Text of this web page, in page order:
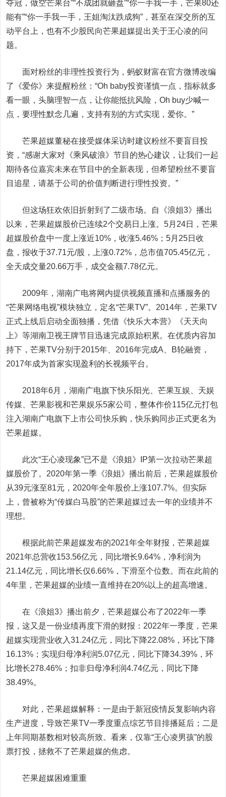
夺冠，做空芒果台”“不成团就砸盘”“你一手我一手，芒果80还
能有”“你一手我一手，王姐淘汰跌成狗”，甚至在深交所的互
动平台上，也有不少股民向芒果超媒提出关于王心凌的问
题。
面对粉丝的非理性投资行为，蚂蚁财富在官方微博改编
了《爱你》来提醒粉丝：“Oh baby投资谨慎一点，指标就多
看一眼，头脑理智一点，让你能抵抗风险，Oh buy少喊一
点，要理性默念几遍，支持有别的方式实现，爱你。”
芒果超媒董秘在接受媒体采访时建议粉丝不要盲目投
资，“感谢大家对《乘风破浪》节目的热心建议，让我们一起
期待各位嘉宾未来在节目中的全新表现，但希望粉丝不要盲
目追星，请基于公司的价值判断进行理性投资。”
但这场狂欢依旧折射到了二级市场。自《浪姐3》播出
以来，芒果超媒股价已连续2个交易日上涨。5月24日，芒果
超媒股价盘中一度上涨近10%，收涨5.46%；5月25日收
盘，报收于37.71元/股，上涨0.72%，总市值705.45亿元，
全天成交量20.66万手，成交金额7.78亿元。
2009年，湖南广电将网内提供视频直播和点播服务的
“芒果网络电视”模块独立，定名“芒果TV”。2014年，芒果TV
正式上线后启动全面独播，凭借《快乐大本营》《天天向
上》等湖南卫视王牌节目迅速完成原始积累。在优质内容加
持下，芒果TV分别于2015年、2016年完成A、B轮融资，
2017年成为首家实现盈利的长视频平台。
2018年6月，湖南广电旗下快乐阳光、芒果互娱、天娱
传媒、芒果影视和芒果娱乐5家公司，整体作价115亿元打包
注入湖南广电旗下上市公司快乐购，快乐购同步正式更名为
芒果超媒。
此次“王心凌现象”已不是《浪姐》IP第一次拉动芒果超
媒股价了。2020年第一季《浪姐》播出前后，芒果超媒股价
从39元涨至81元，2020年全年股价上涨107.7%。但实际
上，曾被称为“传媒白马股”的芒果超媒过去一年的业绩并不
理想。
根据此前芒果超媒发布的2021年全年财报，芒果超媒
2021年总营收153.56亿元，同比增长9.64%，净利润为
21.14亿元，同比增长仅6.66%，下滑至个位数。而在此前的
4年里，芒果超媒的业绩一直维持在20%以上的超高增速。
在《浪姐3》播出前夕，芒果超媒公布了2022年一季
报，这又是一份业绩再度下滑的财报：2022年一季度，芒果
超媒实现营业收入31.24亿元，同比下降22.08%，环比下降
16.13%；实现归母净利润5.07亿元，同比下降34.39%，环
比增长278.46%；扣非归母净利润4.74亿元，同比下降
38.49%。
对此，芒果超媒解释：一是由于新冠疫情反复影响内容
生产进度，导致芒果TV一季度重点综艺节目排播延后；二是
上年同期基数相对较高所致。看来，仅靠“王心凌男孩”的股
票打投，拯救不了芒果超媒的焦虑。
芒果超媒困难重重